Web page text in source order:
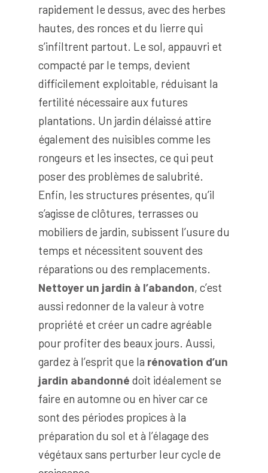
rapidement le dessus, avec des herbes
hautes, des ronces et du lierre qui
s’infiltrent partout. Le sol, appauvri et
compacté par le temps, devient
difficilement exploitable, réduisant la
fertilité nécessaire aux futures
plantations. Un jardin délaissé attire
également des nuisibles comme les
rongeurs et les insectes, ce qui peut
poser des problèmes de salubrité.
Enfin, les structures présentes, qu’il
s’agisse de clôtures, terrasses ou
mobiliers de jardin, subissent l’usure du
temps et nécessitent souvent des
réparations ou des remplacements.
Nettoyer un jardin à l’abandon, c’est
aussi redonner de la valeur à votre
propriété et créer un cadre agréable
pour profiter des beaux jours. Aussi,
gardez à l’esprit que la rénovation d’un
jardin abandonné doit idéalement se
faire en automne ou en hiver car ce
sont des périodes propices à la
préparation du sol et à l’élagage des
végétaux sans perturber leur cycle de